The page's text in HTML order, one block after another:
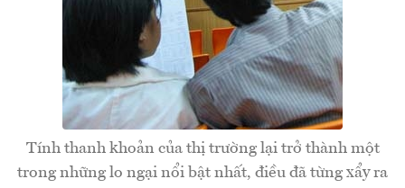
Tính thanh khoản của thị trường lại trở thành một
trong những lo ngại nổi bật nhất, điều đã từng xẩy ra